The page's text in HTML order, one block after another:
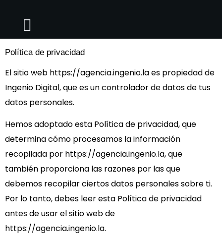
Política de privacidad
El sitio web https://agencia.ingenio.la es propiedad de
Ingenio Digital, que es un controlador de datos de tus
datos personales.
Hemos adoptado esta Política de privacidad, que
determina cómo procesamos la información
recopilada por https://agencia.ingenio.la, que
también proporciona las razones por las que
debemos recopilar ciertos datos personales sobre ti.
Por lo tanto, debes leer esta Política de privacidad
antes de usar el sitio web de
https://agencia.ingenio.la.